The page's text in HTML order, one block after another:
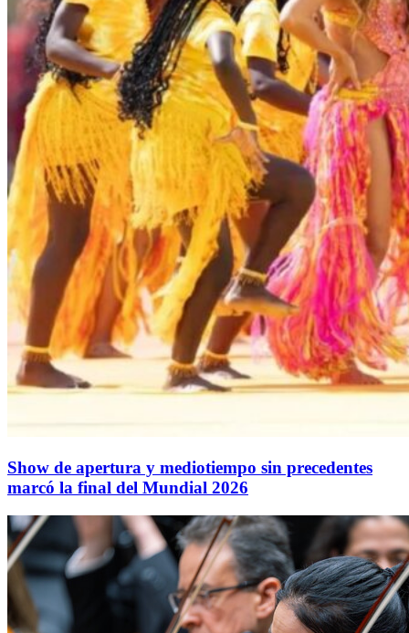
Show de apertura y mediotiempo sin precedentes
marcó la final del Mundial 2026